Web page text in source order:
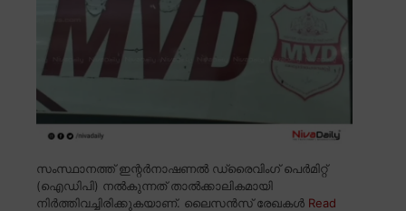
സംസ്ഥാനത്ത് ഇന്റർനാഷണൽ ഡ്രൈവിംഗ് പെർമിറ്റ്
(ഐഡിപി) നൽകുന്നത് താൽക്കാലികമായി
നിർത്തിവച്ചിരിക്കുകയാണ്. ലൈസൻസ് രേഖകൾ Read